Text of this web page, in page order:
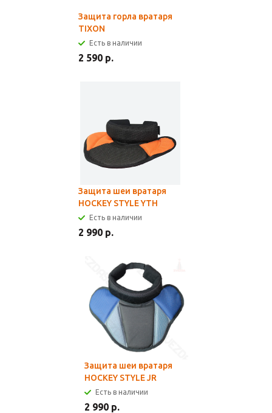
Защита горла вратаря
TIXON
Есть в наличии
2 590 р.
Защита шеи вратаря
HOCKEY STYLE YTH
Есть в наличии
2 990 р.
Защита шеи вратаря
HOCKEY STYLE JR
Есть в наличии
2 990 р.